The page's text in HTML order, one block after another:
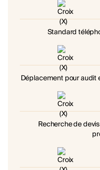
Standard
Déplacement pour audit
Recherche de